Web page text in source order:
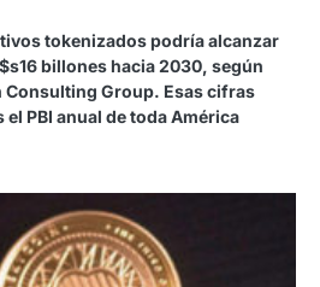
tokenizados podría alcanzar
billones hacia 2030, según
Consulting Group. Esas cifras
PBI anual de toda América